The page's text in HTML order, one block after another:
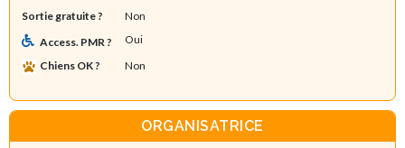
Sortie gratuite ?
Non
Access. PMR ?
Oui
Chiens OK ?
Non
ORGANISATRICE